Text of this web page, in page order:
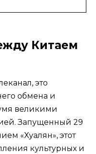
Китаем
это
обмена и
великими
Запущенный 29
«Хуалян», этот
культурных и